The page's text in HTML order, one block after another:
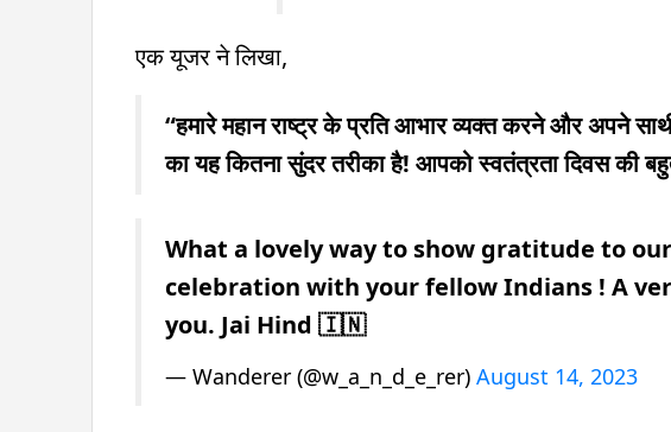
एक यूजर ने लिखा,
“हमारे महान राष्ट्र के प्रति आभार व्यक्त करने और अपने
का यह कितना सुंदर तरीका है! आपको स्वतंत्रता दिवस की
What a lovely way to show gratitude to
celebration with your fellow Indians ! A
you. Jai Hind 🇮🇳
— Wanderer (@w_a_n_d_e_rer) August 14, 2023